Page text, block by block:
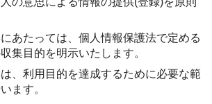
あたっては、個人情報保護法で定める
集目的を明示いたします。
、利用目的を達成するために必要な範
ます。